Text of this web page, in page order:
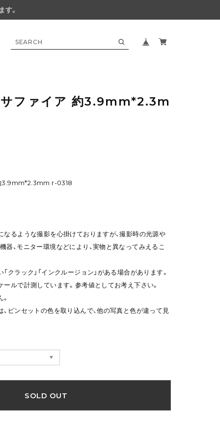
。
サファイア 約3.9mm*2.3m
3.9mm*2.3mm r-0318
るような撮影を心掛けておりますが、撮影時の光源や
器、モニター環境などにより、実物と異なってみえるこ
クラック」「インクルージョン」がある場合があります。
ルで計測しています。参考値としてお考え下さい。
ピンセットの色を取り込んで、他の写真と色が違って見
SOLD OUT